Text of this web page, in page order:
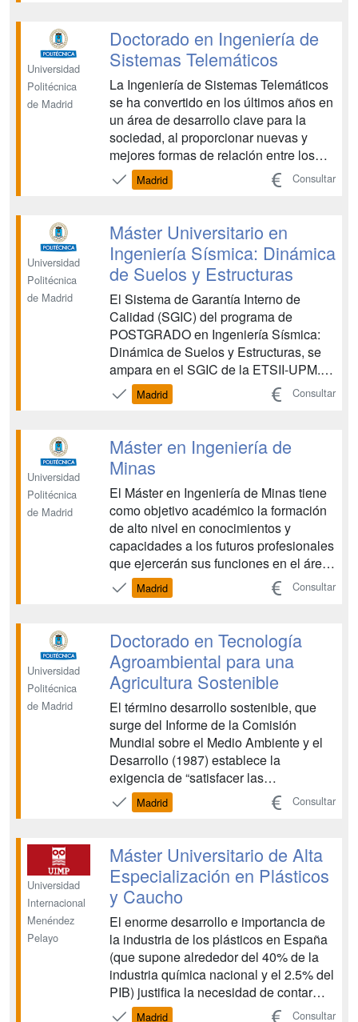
físicos, ingenieros mecánicos,
electrónicos y arquitectos qu...
Universidad
Politécnica
de Madrid
Doctorado en Ingeniería de
Sistemas Telemáticos
La Ingeniería de Sistemas Telemáticos
se ha convertido en los últimos años en
un área de desarrollo clave para la
sociedad, al proporcionar nuevas y
mejores formas de relación entre los
distintos agentes sociales. La gran
demanda que existe en la sociedad de
mejora continua de las redes y
servicios existentes (m...
Madrid Consultar
Universidad
Politécnica
de Madrid
Máster Universitario en
Ingeniería Sísmica: Dinámica
de Suelos y Estructuras
El Sistema de Garantía Interno de
Calidad (SGIC) del programa de
POSTGRADO en Ingeniería Sísmica:
Dinámica de Suelos y Estructuras, se
ampara en el SGIC de la ETSII-UPM. A
continuación se describe este último
SGIC y seguidamente su adaptación al
Sísmica: Dinámica de Suelos y
Estructuras....
Madrid Consultar
Universidad
Politécnica
de Madrid
Máster en Ingeniería de
Minas
El Máster en Ingeniería de Minas tiene
como objetivo académico la formación
de alto nivel en conocimientos y
capacidades a los futuros profesionales
que ejercerán sus funciones en el área
de la minería y la energía desde sus
fuentes a sus aplicaciones en la
trata de formarles en las capacidades y
habilidades n...
Madrid Consultar
Universidad
Politécnica
de Madrid
Doctorado en Tecnología
Agroambiental para una
Agricultura Sostenible
El término desarrollo sostenible, que
surge del Informe de la Comisión
Mundial sobre el Medio Ambiente y el
Desarrollo (1987) establece la
exigencia de “satisfacer las
necesidades de las generaciones
presentes sin comprometer las
atender sus propias necesidades”. De
aquí nace un nuevo modelo de
“agricultura sost...
Madrid Consultar
Universidad
Internacional
Menéndez
Pelayo
Máster Universitario de Alta
Especialización en Plásticos
y Caucho
El enorme desarrollo e importancia de
la industria de los plásticos en España
(que supone alrededor del 40% de la
industria química nacional y el 2.5% del
PIB) justifica la necesidad de contar
con profesionales altamente
Madrid Consultar